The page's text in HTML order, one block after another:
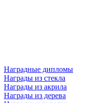
Наградные дипломы
Награды из стекла
Награды из акрила
Награды из дерева